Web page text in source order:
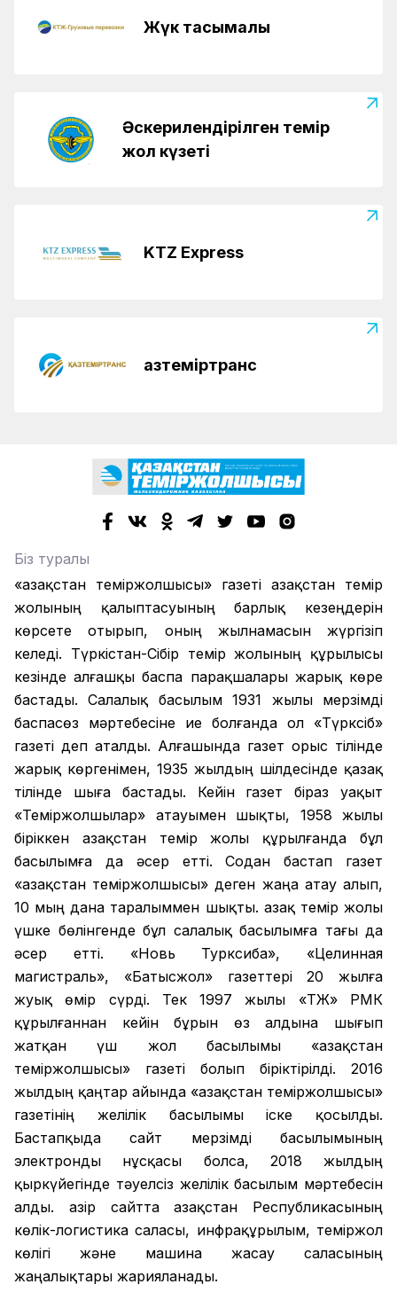
Жүк тасымалы
Әскерилендірілген темір
жол күзеті
KTZ Express
Қазтеміртранс
Біз туралы
«Қазақстан теміржолшысы» газеті Қазақстан темір
жолының қалыптасуының барлық кезеңдерін
көрсете отырып, оның жылнамасын жүргізіп
келеді. Түркістан-Сібір темір жолының құрылысы
кезінде алғашқы баспа парақшалары жарық көре
бастады. Салалық басылым 1931 жылы мерзімді
баспасөз мәртебесіне ие болғанда ол «Түрксіб»
газеті деп аталды. Алғашында газет орыс тілінде
жарық көргенімен, 1935 жылдың шілдесінде қазақ
тілінде шыға бастады. Кейін газет біраз уақыт
«Теміржолшылар» атауымен шықты, 1958 жылы
біріккен Қазақстан темір жолы құрылғанда бұл
басылымға да әсер етті. Содан бастап газет
«Қазақстан теміржолшысы» деген жаңа атау алып,
10 мың дана таралыммен шықты. Қазақ темір жолы
үшке бөлінгенде бұл салалық басылымға тағы да
әсер етті. «Новь Турксиба», «Целинная
магистраль», «Батысжол» газеттері 20 жылға
жуық өмір сүрді. Тек 1997 жылы «ҚТЖ» РМК
құрылғаннан кейін бұрын өз алдына шығып
жатқан үш жол басылымы «Қазақстан
теміржолшысы» газеті болып біріктірілді. 2016
жылдың қаңтар айында «Қазақстан теміржолшысы»
газетінің желілік басылымы іске қосылды.
Бастапқыда сайт мерзімді басылымының
электронды нұсқасы болса, 2018 жылдың
қыркүйегінде тәуелсіз желілік басылым мәртебесін
алды. Қазір сайтта Қазақстан Республикасының
көлік-логистика саласы, инфрақұрылым, теміржол
көлігі және машина жасау саласының
жаңалықтары жарияланады.